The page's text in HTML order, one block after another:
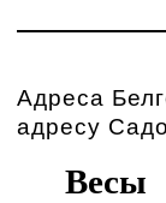
Адреса
адресу
Весы